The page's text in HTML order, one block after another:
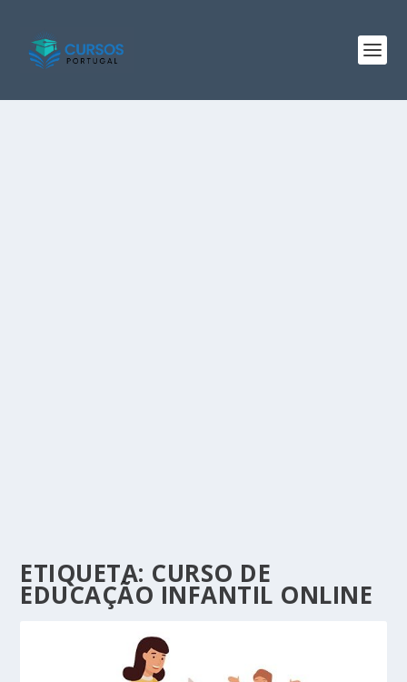
ETIQUETA: CURSO DE
EDUCAÇÃO INFANTIL ONLINE